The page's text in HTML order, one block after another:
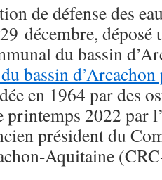
de défense des
décembre,
du bassin
bassin
en 1964 par des
printemps 2022 par
président du
Aquitaine